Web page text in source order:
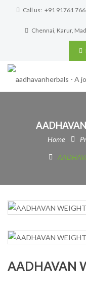
Call us: +91 91761
Chennai, Karur,
Home
AADHAVAN